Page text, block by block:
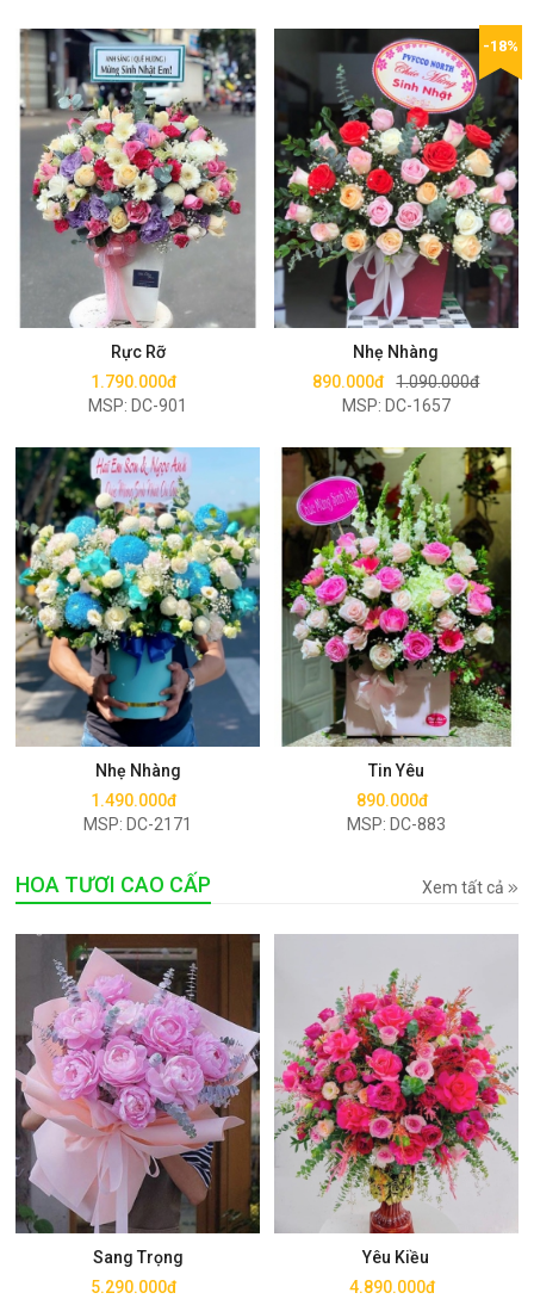
Rực Rỡ
1.790.000đ
MSP: DC-901
Mua ngay
Nhẹ Nhàng
890.000đ 1.090.000đ
MSP: DC-1657
-18%
Mua ngay
Nhẹ Nhàng
1.490.000đ
MSP: DC-2171
Mua ngay
Tin Yêu
890.000đ
MSP: DC-883
Mua ngay
HOA TƯƠI CAO CẤP Xem tất cả
Sang Trọng
5.290.000đ
Mua ngay
Yêu Kiều
4.890.000đ
Mua ngay